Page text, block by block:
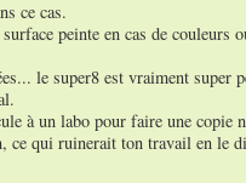
ce cas.
peinte en cas de couleurs
le super8 est vraiment
à un labo pour faire une copie
ce qui ruinerait ton travail en le